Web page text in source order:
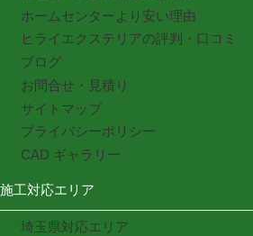
ホームセンターより安い理由
ヒライエクステリアの評判・口コミ
ブログ
お問合せ・見積り
サイトマップ
プライバシーポリシー
CAD ギャラリー
施工対応エリア
埼玉県対応エリア